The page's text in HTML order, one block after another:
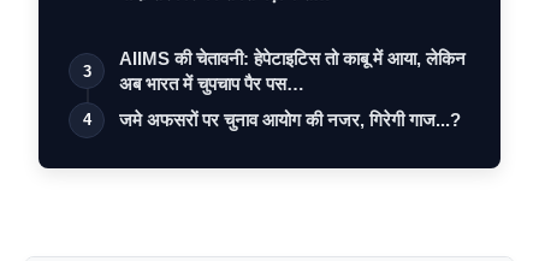
3
AIIMS की चेतावनी: हेपेटाइटिस तो काबू में आया, लेकिन
अब भारत में चुपचाप पैर पस…
4 जमे अफसरों पर चुनाव आयोग की नजर, गिरेगी गाज...?